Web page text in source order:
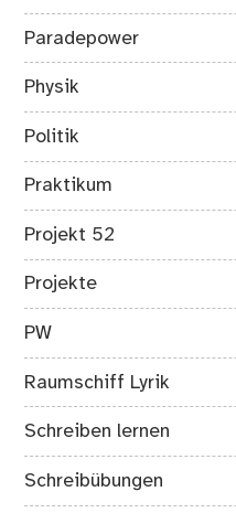
Paradepower
Physik
Politik
Praktikum
Projekt 52
Projekte
PW
Raumschiff Lyrik
Schreiben lernen
Schreibübungen